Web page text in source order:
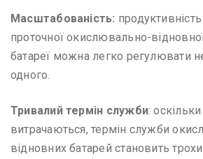
Масштабованість:
проточної окислювально-
батареї можна легко регулювати
одного.
Тривалий термін служби:
витрачаються, термін служби
відновних батарей становить